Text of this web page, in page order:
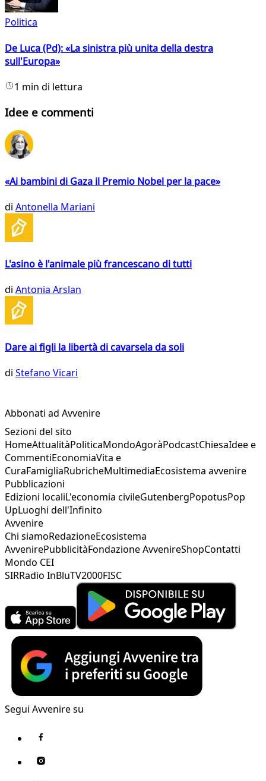
Politica
De Luca (Pd): «La sinistra più unita della destra
sull'Europa»
1 min di lettura
Idee e commenti
«Ai bambini di Gaza il Premio Nobel per la pace»
di Antonella Mariani
L'asino è l'animale più francescano di tutti
di Antonia Arslan
Dare ai figli la libertà di cavarsela da soli
di Stefano Vicari
Abbonati ad Avvenire
Sezioni del sito
HomeAttualitàPoliticaMondoAgoràPodcastChiesaIdee e
CommentiEconomiaVita e
CuraFamigliaRubricheMultimediaEcosistema avvenire
Pubblicazioni
Edizioni localiL'economia civileGutenbergPopotusPop
UpLuoghi dell'Infinito
Avvenire
Chi siamoRedazioneEcosistema
AvvenirePubblicitàFondazione AvvenireShopContatti
Mondo CEI
SIRRadio InBluTV2000FISC
Segui Avvenire su